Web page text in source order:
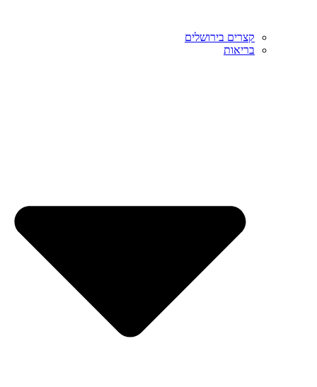
קצרים בירושלים
בריאות